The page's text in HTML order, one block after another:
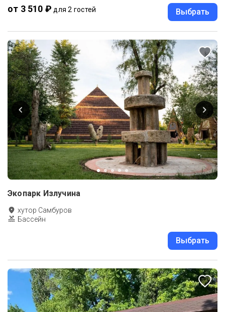
от 3 510 ₽ для 2 гостей Выбрать
Экопарк Излучина
хутор Самбуров
Бассейн
Выбрать